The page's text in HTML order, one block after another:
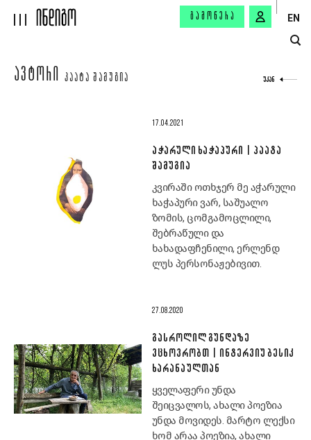
ᲒᲐᲛᲝᲬᲔᲠᲐ EN
ᲐᲕᲢᲝᲠᲘ ᲞᲐᲐᲢᲐ ᲨᲐᲛᲣᲒᲘᲐ ᲣᲙᲐᲜ
17.04.2021
ᲐᲭᲐᲠᲣᲚᲘ ᲮᲐᲭᲐᲞᲣᲠᲘ | ᲞᲐᲐᲢᲐ
ᲨᲐᲛᲣᲒᲘᲐ
კვირაში ოთხჯერ მე აჭარული
ხაჭაპური ვარ, საშუალო
ზომის, ცომგამოცლილი,
შებრაწული და
ხახადაფჩენილი, ერლენდ
ლუს პერსონაჟებივით.
27.08.2020
ᲒᲐᲡᲠᲝᲚᲘᲚ ᲒᲣᲜᲓᲐᲖᲔ
ᲕᲪᲮᲝᲕᲠᲝᲑᲗ | ᲘᲜᲢᲔᲠᲕᲘᲣ ᲑᲔᲡᲘᲙ
ᲮᲐᲠᲐᲜᲐᲣᲚᲗᲐᲜ
ყველაფერი უნდა
შეიცვალოს, ახალი პოეზია
უნდა მოვიდეს. მარტო ლექსი
ხომ არაა პოეზია, ახალი